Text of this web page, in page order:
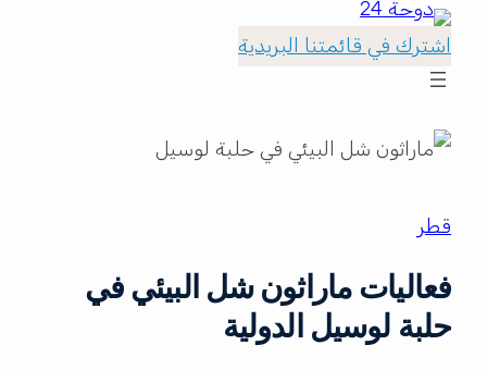
اشترك في قائمتنا البريدية
قطر
فعاليات ماراثون شل البيئي في
حلبة لوسيل الدولية